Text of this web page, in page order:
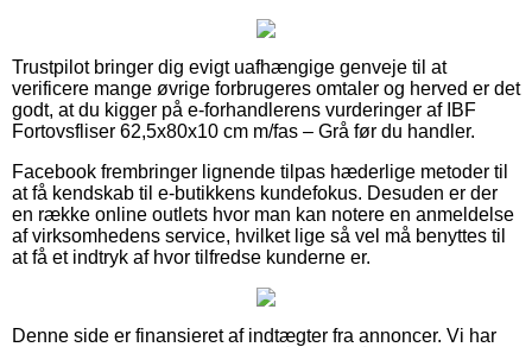
Trustpilot bringer dig evigt uafhængige genveje til at
verificere mange øvrige forbrugeres omtaler og herved er det
godt, at du kigger på e-forhandlerens vurderinger af IBF
Fortovsfliser 62,5x80x10 cm m/fas – Grå før du handler.
Facebook frembringer lignende tilpas hæderlige metoder til
at få kendskab til e-butikkens kundefokus. Desuden er der
en række online outlets hvor man kan notere en anmeldelse
af virksomhedens service, hvilket lige så vel må benyttes til
at få et indtryk af hvor tilfredse kunderne er.
Denne side er finansieret af indtægter fra annoncer. Vi har